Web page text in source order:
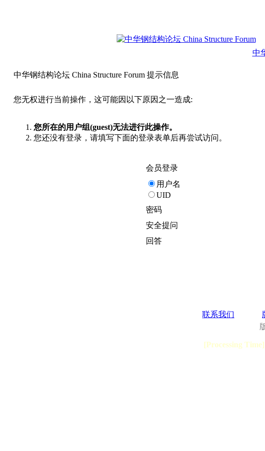
中
中华钢结构论坛 China Structure Forum 提示信息
您无权进行当前操作，这可能因以下原因之一造成:
您所在的用户组(guest)无法进行此操作。
您还没有登录，请填写下面的登录表单后再尝试访问。
会员登录
用户名
UID
密码
安全提问
回答
联系我们
[Processing Time]